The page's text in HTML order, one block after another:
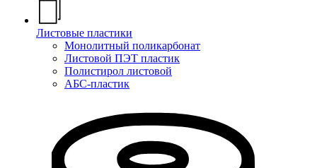
Листовые пластики
Монолитный поликарбонат
Листовой ПЭТ пластик
Полистирол листовой
АБС-пластик